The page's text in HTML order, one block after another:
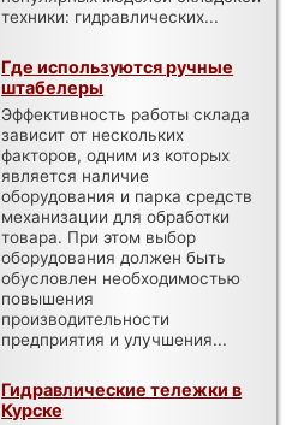
техники: гидравлических...
Где используются ручные
штабелеры
Эффективность работы склада
зависит от нескольких
факторов, одним из которых
является наличие
оборудования и парка средств
механизации для обработки
товара. При этом выбор
оборудования должен быть
обусловлен необходимостью
повышения
производительности
предприятия и улучшения...
Гидравлические тележки в
Курске